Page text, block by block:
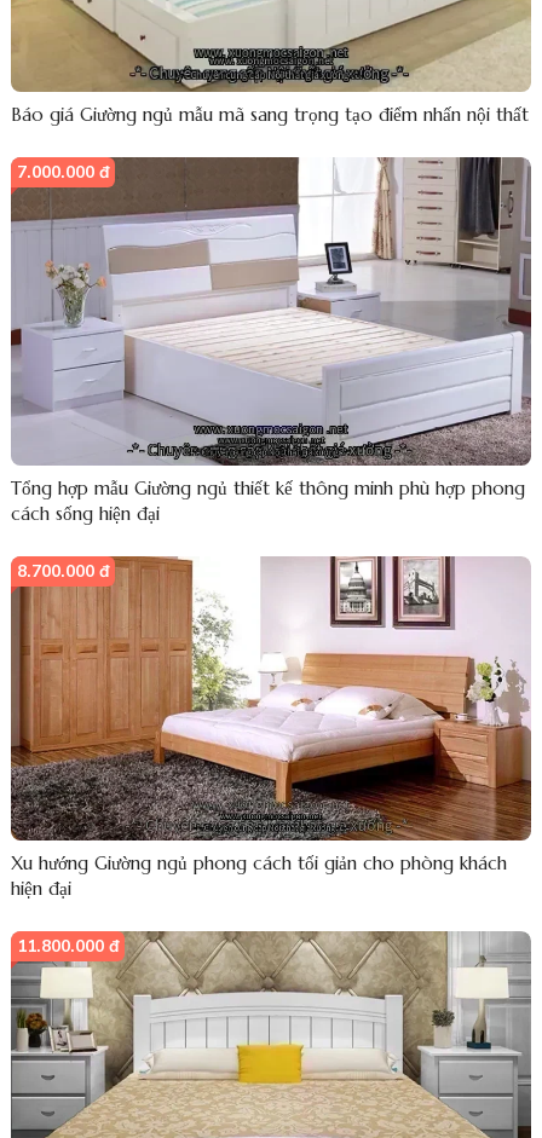
Báo giá Giường ngủ mẫu mã sang trọng tạo điểm nhấn nội thất
7.000.000 đ
Tổng hợp mẫu Giường ngủ thiết kế thông minh phù hợp phong
cách sống hiện đại
8.700.000 đ
Xu hướng Giường ngủ phong cách tối giản cho phòng khách
hiện đại
11.800.000 đ